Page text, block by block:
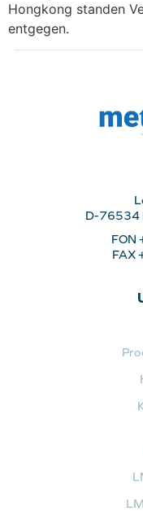
Hongkong standen
entgegen.
D-76534
FAX